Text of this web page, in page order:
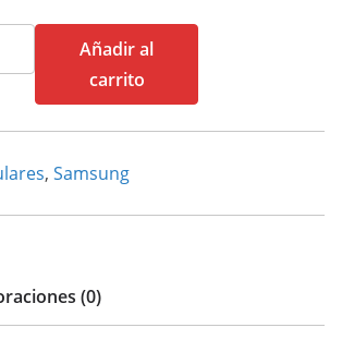
Añadir al
carrito
, Samsung
(0)